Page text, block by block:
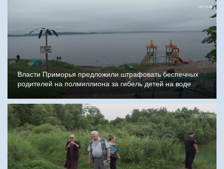
Власти Приморья предложили штрафовать беспечных
родителей на полмиллиона за гибель детей на воде